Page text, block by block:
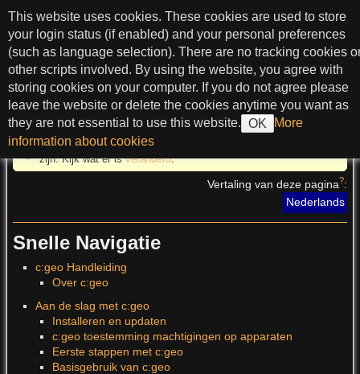
spring naar tekst
c:geo User Guide
>
Deze vertaling is ouder dan de
zijn. Kijk wat er isveranderd.
Vertaling van deze pagina?:
Nederlands
Snelle Navigatie
c:geo Handleiding
Over c:geo
Aan de slag met c:geo
Installeren en updaten
c:geo toestemming machtigingen op apparaten
Eerste stappen met c:geo
Basisgebruik van c:geo
This website uses cookies. These cookies are used to store
your login status (if enabled) and your personal preferences
(such as language selection). There are no tracking cookies
other scripts involved. By using the website, you agree with
storing cookies on your computer. If you do not agree please
leave the website or delete the cookies anytime you want as
they are not essential to use this website. OK
More
information about cookies